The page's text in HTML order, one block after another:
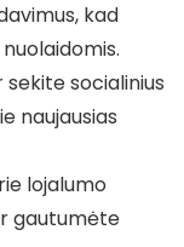
kad
socialinius
naujausias
lojalumo
gautumėte